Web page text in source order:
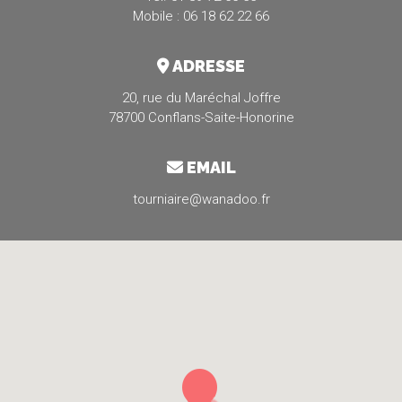
Mobile : 06 18 62 22 66
ADRESSE
20, rue du Maréchal Joffre
78700 Conflans-Saite-Honorine
EMAIL
tourniaire@wanadoo.fr